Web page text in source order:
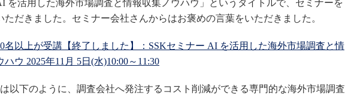
を活用した海外市場調査と情報収集ノウハウ」というタイトルで、セミナーを
ただきました。セミナー会社さんからはお褒めの言葉をいただきました。
名以上が受講【終了しました】：SSKセミナー AI を活用した海外市場調査と情
ハウ 2025年11月 5日(水)10:00～11:30
以下のように、調査会社へ発注するコスト削減ができる専門的な海外市場調査